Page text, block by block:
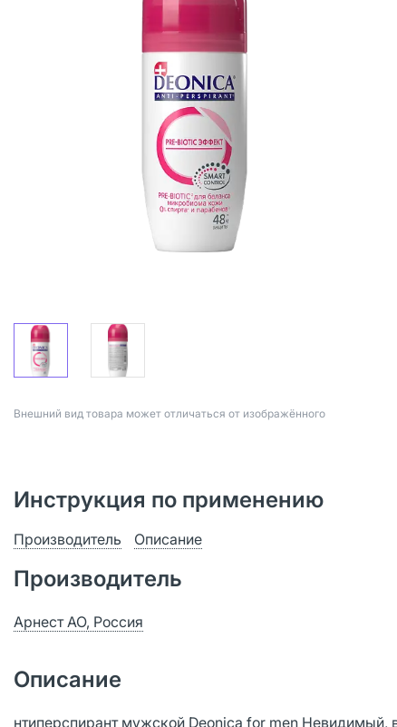
Bнешний вид товара может отличаться от изображённого
Инструкция по применению
Производитель Описание
Производитель
Арнест АО, Россия
Описание
нтиперспирант мужской Deonica for men Невидимый,